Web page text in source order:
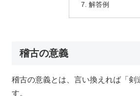
解答例
稽古の意義
稽古の意義とは、言い換えれば「剣
す。